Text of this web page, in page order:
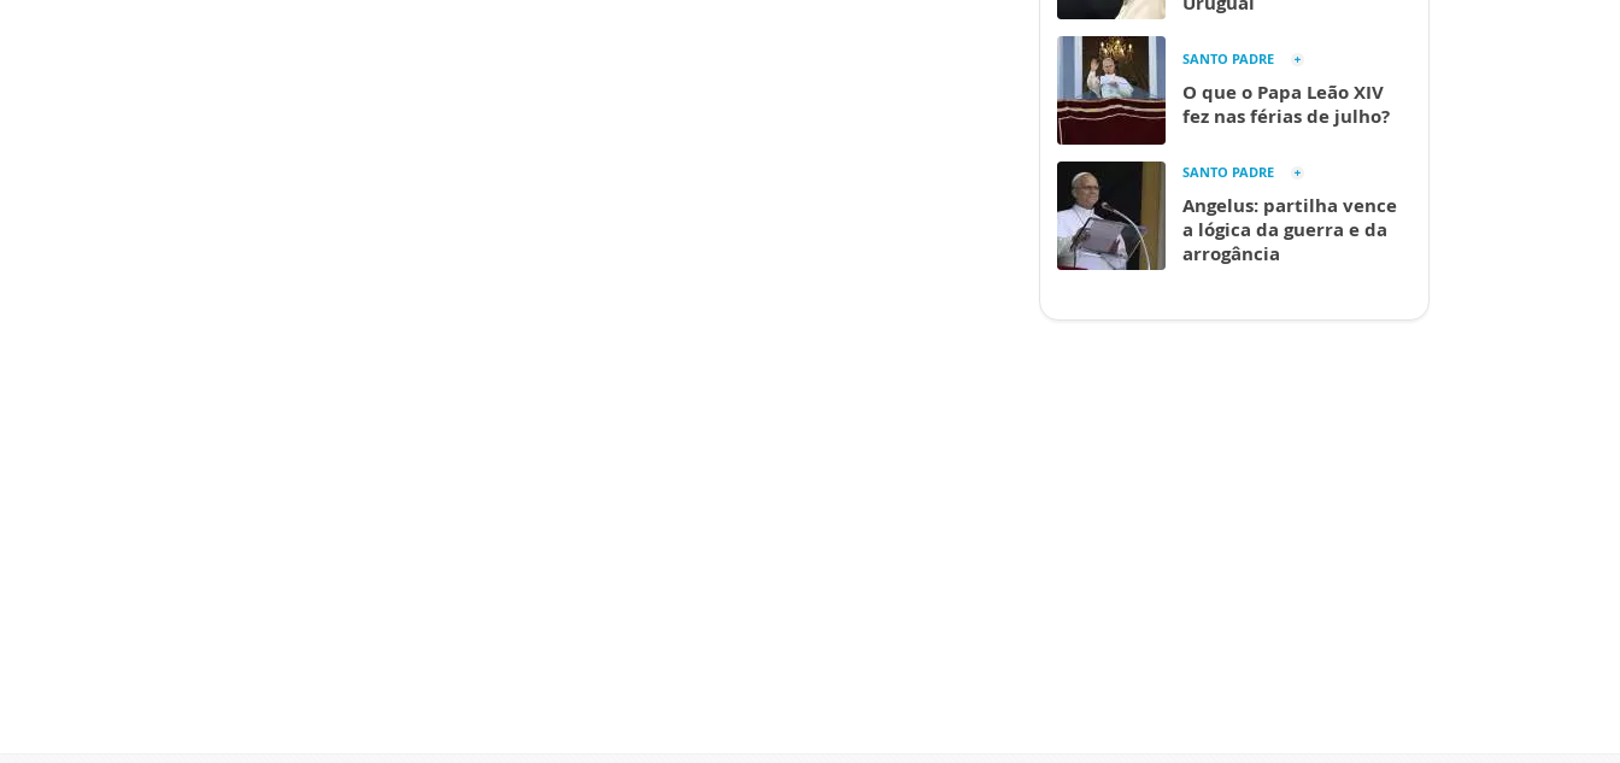
SANTO PADRE
O que o Papa Leão XIV
fez nas férias de julho?
SANTO PADRE
Angelus: partilha vence
a lógica da guerra e da
arrogância